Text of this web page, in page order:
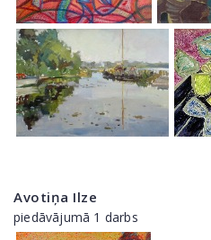
Avotiņa Ilze
piedāvājumā 1 darbs